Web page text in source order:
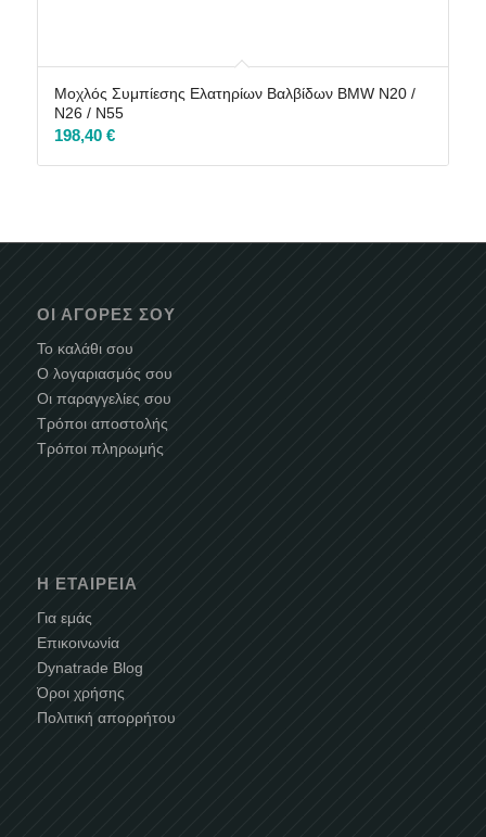
Μοχλός Συμπίεσης Ελατηρίων Βαλβίδων BMW N20 /
N26 / N55
198,40 €
ΟΙ ΑΓΟΡΈΣ ΣΟΥ
Το καλάθι σου
Ο λογαριασμός σου
Οι παραγγελίες σου
Τρόποι αποστολής
Τρόποι πληρωμής
Η ΕΤΑΙΡΕΊΑ
Για εμάς
Επικοινωνία
Dynatrade Blog
Όροι χρήσης
Πολιτική απορρήτου